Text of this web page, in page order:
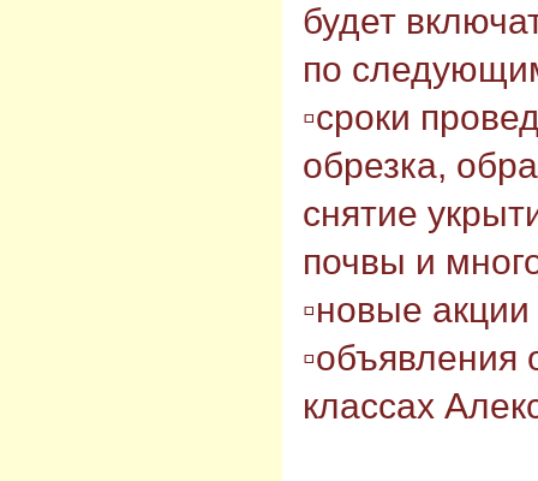
будет
по
▫сроки
обрезка,
снятие
почвы и
▫новые
▫объявления
классах